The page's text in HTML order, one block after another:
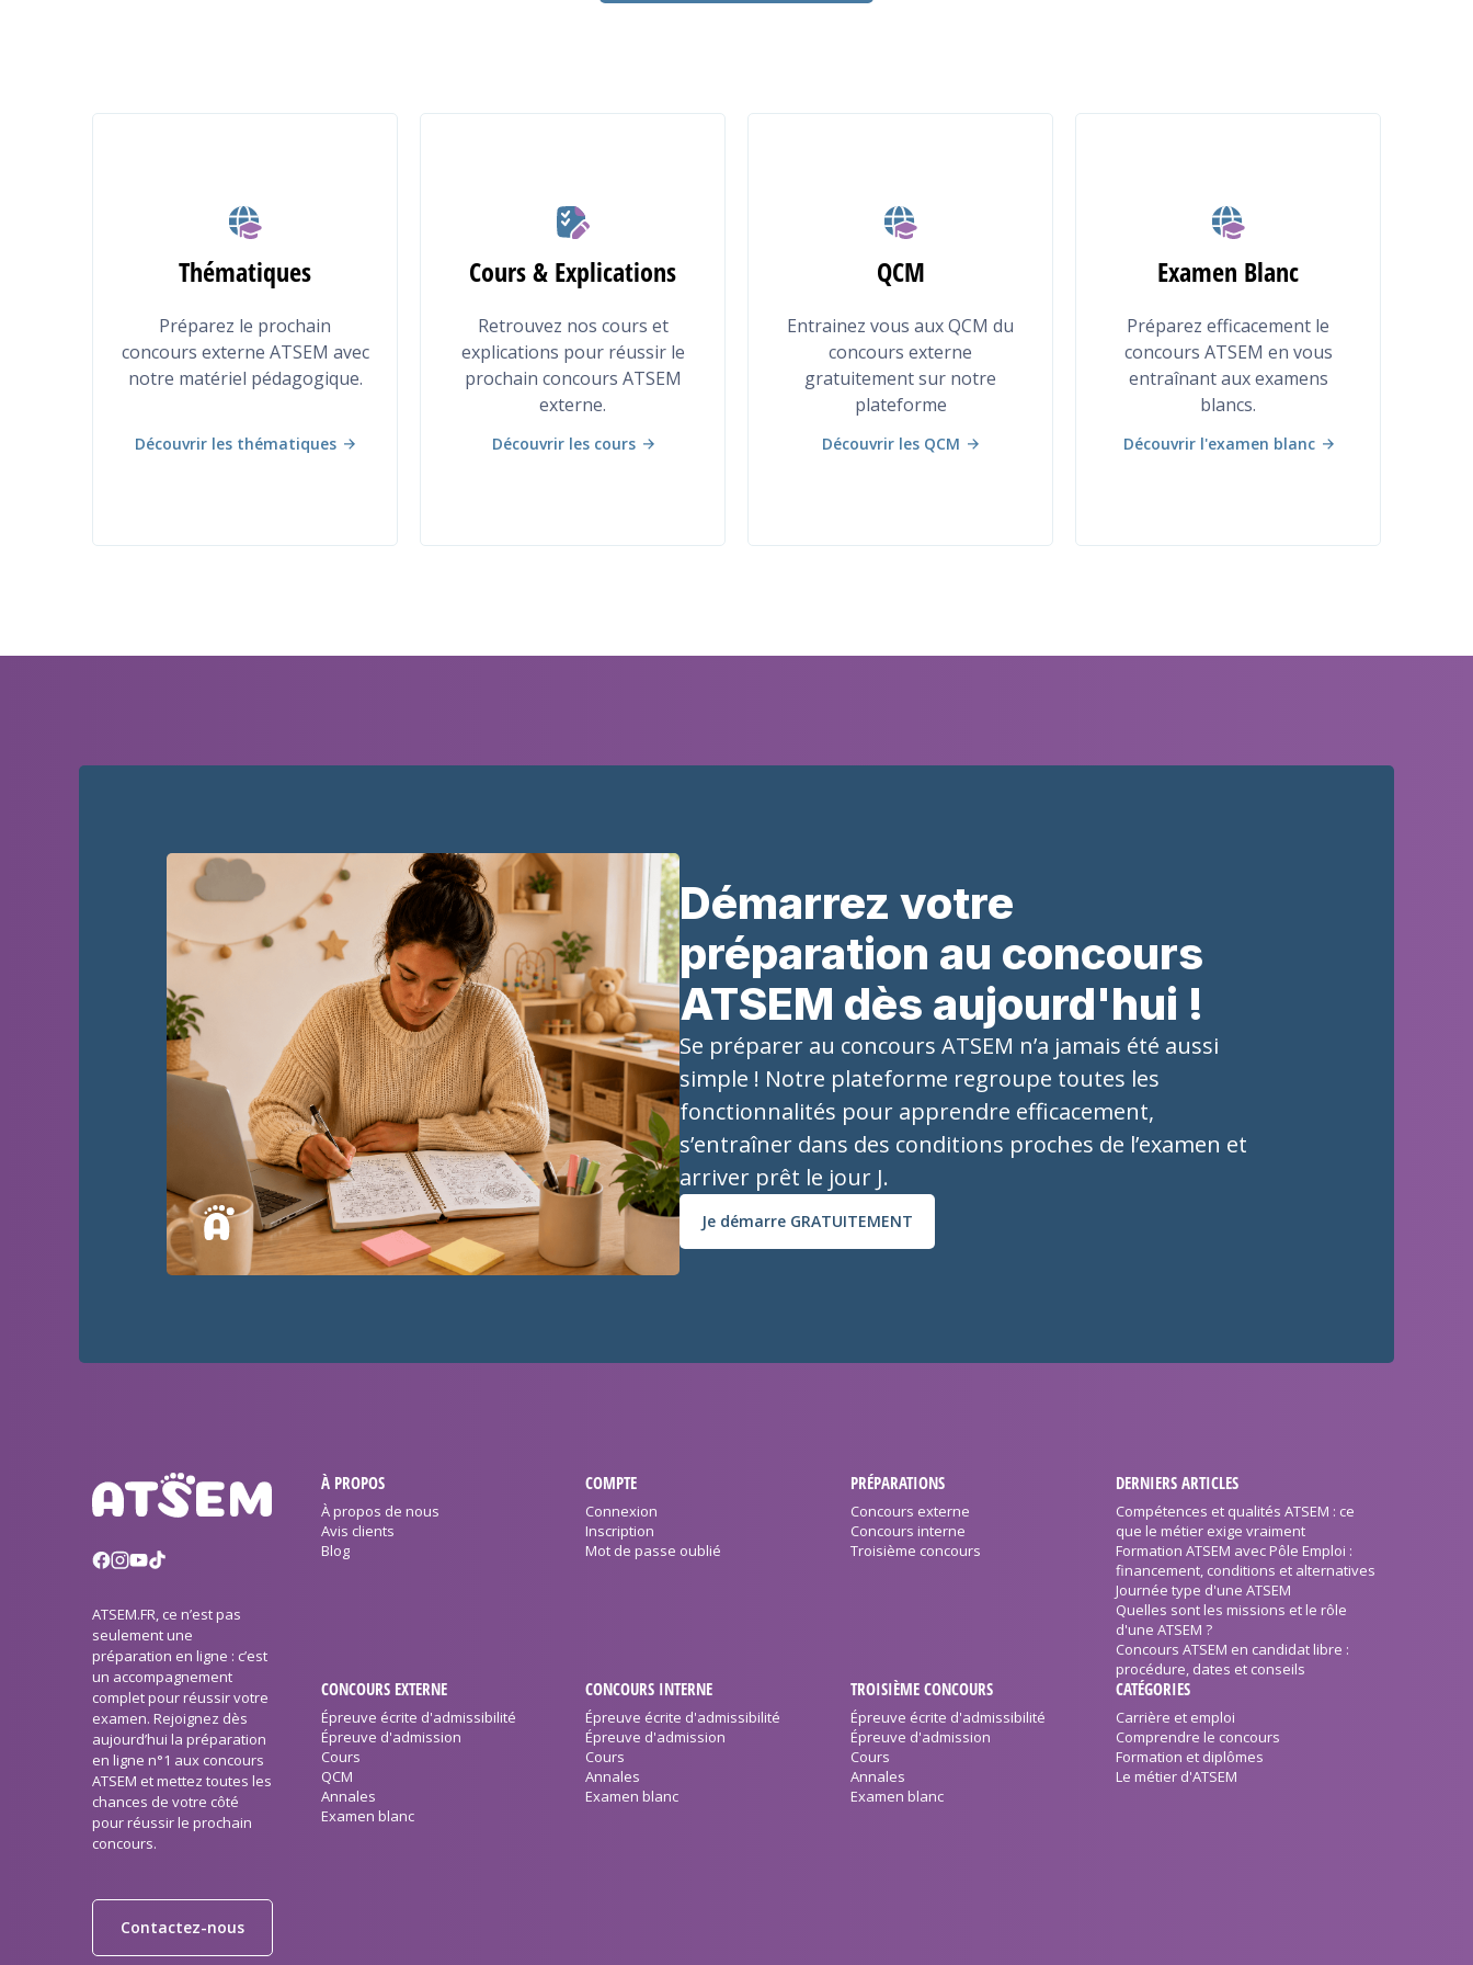
Thématiques
Préparez le prochain
concours externe ATSEM avec
notre matériel pédagogique.
Découvrir les thématiques
Cours & Explications
Retrouvez nos cours et
explications pour réussir le
prochain concours ATSEM
externe.
Découvrir les cours
QCM
Entrainez vous aux QCM du
concours externe
gratuitement sur notre
plateforme
Découvrir les QCM
Examen Blanc
Préparez efficacement le
concours ATSEM en vous
entraînant aux examens
blancs.
Découvrir l'examen blanc
Démarrez votre
préparation au concours
ATSEM dès aujourd'hui !
Se préparer au concours ATSEM n’a jamais été aussi
simple ! Notre plateforme regroupe toutes les
fonctionnalités pour apprendre efficacement,
s’entraîner dans des conditions proches de l’examen et
arriver prêt le jour J.
Je démarre GRATUITEMENT
ATSEM.FR, ce n’est pas
seulement une
préparation en ligne : c’est
un accompagnement
complet pour réussir votre
examen. Rejoignez dès
aujourd’hui la préparation
en ligne n°1 aux concours
ATSEM et mettez toutes les
chances de votre côté
pour réussir le prochain
concours.
Contactez-nous
À PROPOS
À propos de nous
Avis clients
Blog
COMPTE
Connexion
Inscription
Mot de passe oublié
PRÉPARATIONS
Concours externe
Concours interne
Troisième concours
DERNIERS ARTICLES
Compétences et qualités ATSEM : ce
que le métier exige vraiment
Formation ATSEM avec Pôle Emploi :
financement, conditions et alternatives
Journée type d'une ATSEM
Quelles sont les missions et le rôle
d'une ATSEM ?
Concours ATSEM en candidat libre :
procédure, dates et conseils
CONCOURS EXTERNE
Épreuve écrite d'admissibilité
Épreuve d'admission
Cours
QCM
Annales
Examen blanc
CONCOURS INTERNE
Épreuve écrite d'admissibilité
Épreuve d'admission
Cours
Annales
Examen blanc
TROISIÈME CONCOURS
Épreuve écrite d'admissibilité
Épreuve d'admission
Cours
Annales
Examen blanc
CATÉGORIES
Carrière et emploi
Comprendre le concours
Formation et diplômes
Le métier d'ATSEM